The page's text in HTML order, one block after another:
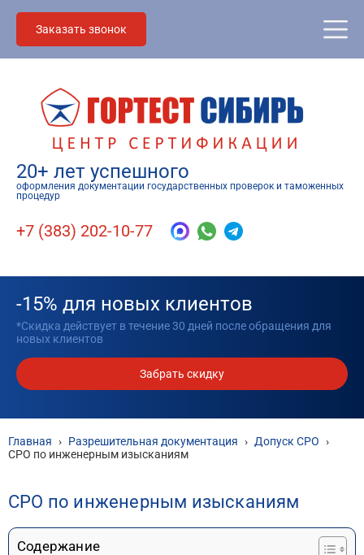
Заказать звонок
20+ лет успешного
оформления документации государственных проверок и таможенных
процедур
+7 (383) 202-10-77
-15% для новых клиентов
*Скидка действует в течение 30 дней после обращения для
новых клиентов
Забрать скидку
Главная › Разрешительная документация › Допуск СРО ›
СРО по инженерным изысканиям
СРО по инженерным изысканиям
Содержание